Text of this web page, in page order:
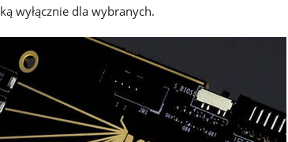
wyłącznie dla wybranych.